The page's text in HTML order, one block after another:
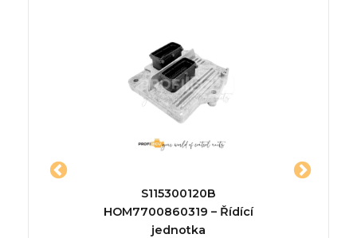
S115300120B
HOM7700860319 – Řídící
jednotka